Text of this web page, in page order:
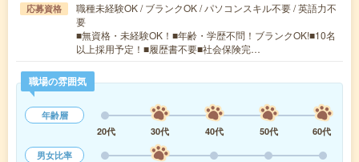
応募資格
職種未経験OK / ブランクOK / パソコンスキル不要 / 英語力不
要
■無資格・未経験OK！■年齢・学歴不問！ブランクOK!■10名
以上採用予定！■履歴書不要■社会保険完…
職場の雰囲気
年齢層
20代
30代 40代 50代
60代
男女比率